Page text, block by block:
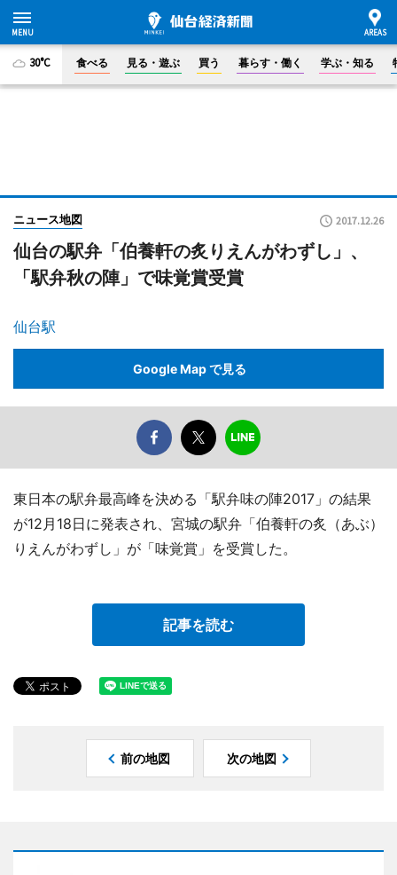
30°C 食べる 見る・遊ぶ 買う 暮らす・働く 学ぶ・知る
ニュース地図 2017.12.26
仙台の駅弁「伯養軒の炙りえんがわずし」、
「駅弁秋の陣」で味覚賞受賞
仙台駅
Google Map で見る
東日本の駅弁最高峰を決める「駅弁味の陣2017」の結果
が12月18日に発表され、宮城の駅弁「伯養軒の炙（あぶ）
りえんがわずし」が「味覚賞」を受賞した。
記事を読む
前の地図 次の地図